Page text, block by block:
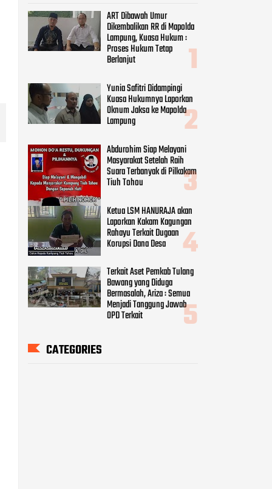
ART Dibawah Umur
Dikembalikan RR di Mapolda
Lampung, Kuasa Hukum :
Proses Hukum Tetap
Berlanjut
Yunia Safitri Didampingi
Kuasa Hukumnya Laporkan
Oknum Jaksa ke Mapolda
Lampung
Abdurohim Siap Melayani
Masyarakat Setelah Raih
Suara Terbanyak di Pilkakam
Tiuh Tohou
Ketua LSM HANURAJA akan
Laporkan Kakam Kagungan
Rahayu Terkait Dugaan
Korupsi Dana Desa
Terkait Aset Pemkab Tulang
Bawang yang Diduga
Bermasalah, Ariza : Semua
Menjadi Tanggung Jawab
OPD Terkait
CATEGORIES